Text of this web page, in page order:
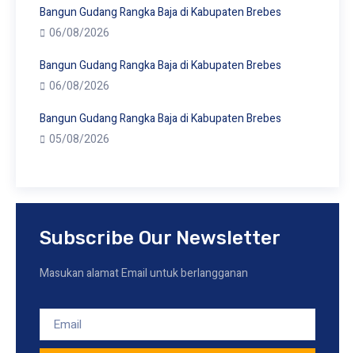
Bangun Gudang Rangka Baja di Kabupaten Brebes
06/08/2026
Bangun Gudang Rangka Baja di Kabupaten Brebes
06/08/2026
Bangun Gudang Rangka Baja di Kabupaten Brebes
05/08/2026
Subscribe Our Newsletter
Masukan alamat Email untuk berlangganan